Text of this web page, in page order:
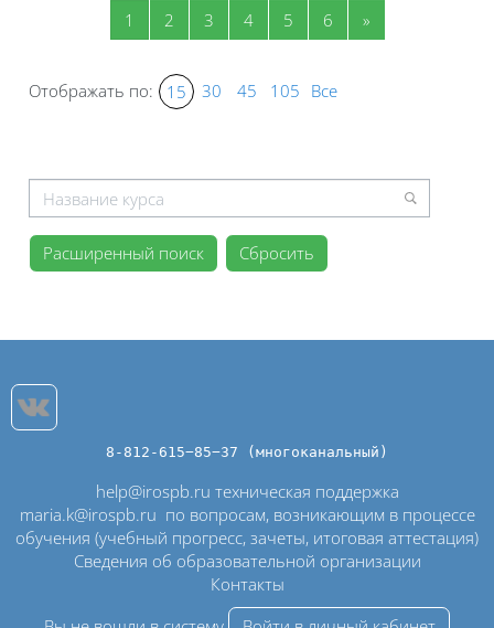
1 Страница 1
2 Страница 2
3Страница 3
4Страница 4
5Страница 5
6Страница 6
»Следующая
Отображать по: 15 30 45 105 Все
Расширенный поиск
8-812-615−85−37 (многоканальный)
help@irospb.ru техническая поддержка
maria.k@irospb.ru по вопросам, возникающим в процессе
обучения (учебный прогресс, зачеты, итоговая аттестация)
Сведения об образовательной организации
Контакты